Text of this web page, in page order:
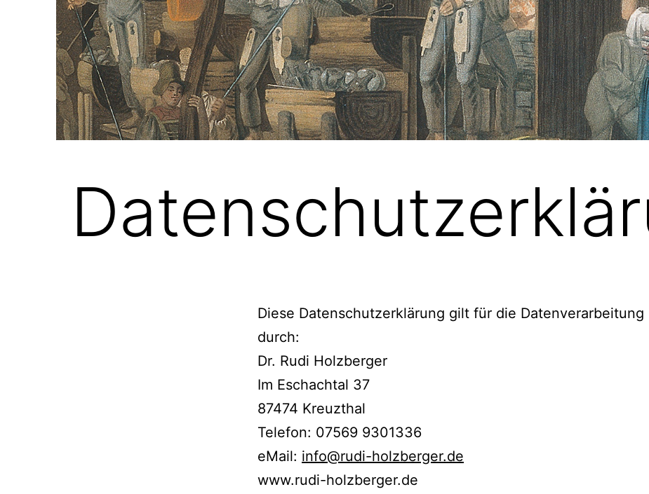
Diese Datenschutzerklärung gilt für die Datenverarbeitung
durch:
Dr. Rudi Holzberger
Im Eschachtal 37
87474 Kreuzthal
Telefon: 07569 9301336
eMail: info@rudi-holzberger.de
www.rudi-holzberger.de